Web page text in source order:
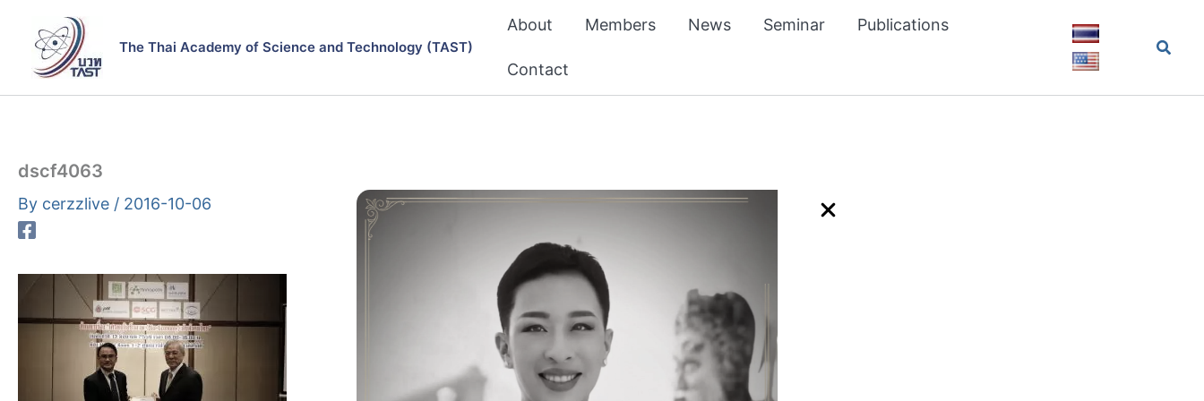
content
The Thai Academy of Science and Technology (TAST)
About Members News Seminar Publications
Contact
dscf4063
By cerzzlive / 2016-10-06